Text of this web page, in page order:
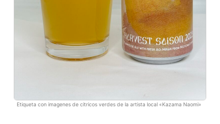
Etiqueta con imagenes de citricos verdes de la artista local «Kazama Naomi»